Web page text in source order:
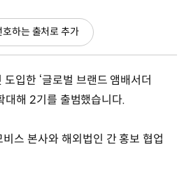
호하는 출처로 추가(새
창
입한 ‘글로벌 브랜드 앰배서더
대해 2기를 출범했습니다.
스 본사와 해외법인 간 홍보 협업